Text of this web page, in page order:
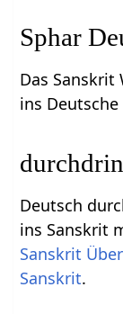
Sphar
Das Sanskrit
ins
Deutsch
ins Sanskrit
Sanskrit
Sanskrit.